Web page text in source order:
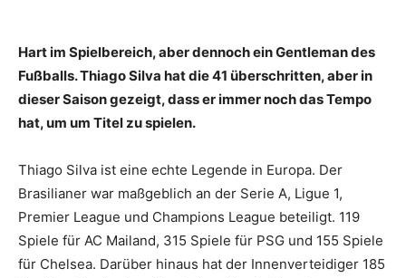
Hart im Spielbereich, aber dennoch ein Gentleman des
Fußballs. Thiago Silva hat die 41 überschritten, aber in
dieser Saison gezeigt, dass er immer noch das Tempo
hat, um um Titel zu spielen.
Thiago Silva ist eine echte Legende in Europa. Der
Brasilianer war maßgeblich an der Serie A, Ligue 1,
Premier League und Champions League beteiligt. 119
Spiele für AC Mailand, 315 Spiele für PSG und 155 Spiele
für Chelsea. Darüber hinaus hat der Innenverteidiger 185